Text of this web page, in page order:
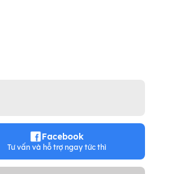
Facebook
Tư vấn và hỗ trợ ngay tức thì